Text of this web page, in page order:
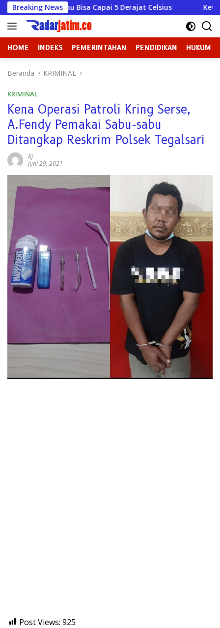
Langsung
ke
konten
Breaking News
Capai 5 Derajat Celsius Ketika Kekuasaan Lupa
HOME INDEKS PEMERINTAHAN PENDIDIKAN HUKUM
Beranda KRIMINAL
KRIMINAL
Kena Operasi Patroli Kring Serse,
A.Fendy Pemakai Sabu-sabu
Ditangkap Reskrim Polsek Tegalsari
Rj
Juni 29, 2021
Post Views: 925